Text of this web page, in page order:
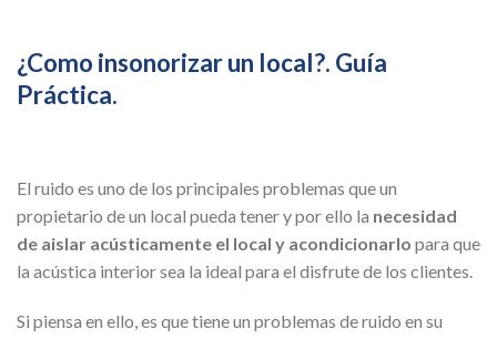
¿Como insonorizar un local?. Guía
Práctica.
El ruido es uno de los principales problemas que un
propietario de un local pueda tener y por ello la necesidad
de aislar acústicamente el local y acondicionarlo para que
la acústica interior sea la ideal para el disfrute de los clientes.
Si piensa en ello, es que tiene un problemas de ruido en su